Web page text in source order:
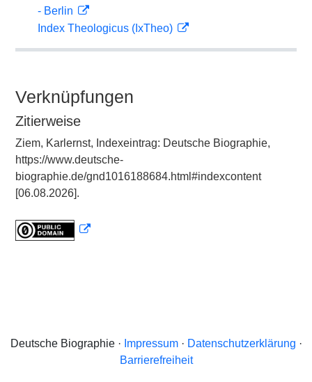
- Berlin
Index Theologicus (IxTheo)
Verknüpfungen
Zitierweise
Ziem, Karlernst, Indexeintrag: Deutsche Biographie,
https://www.deutsche-
biographie.de/gnd1016188684.html#indexcontent
[06.08.2026].
Deutsche Biographie · Impressum· Datenschutzerklärung ·
Barrierefreiheit